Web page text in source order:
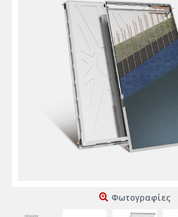
Φωτογραφίες